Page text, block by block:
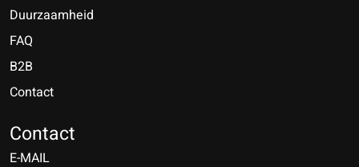
Duurzaamheid
FAQ
B2B
Contact
Contact
E-MAIL